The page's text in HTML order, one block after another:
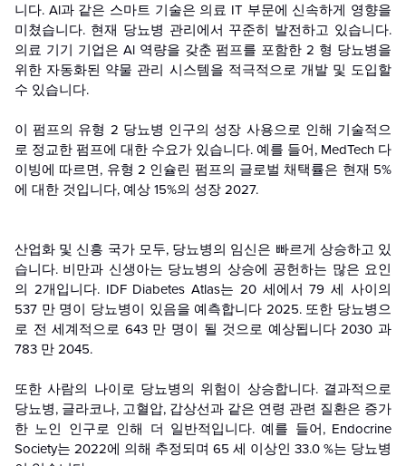
니다. Al과 같은 스마트 기술은 의료 IT 부문에 신속하게 영향을
미쳤습니다. 현재 당뇨병 관리에서 꾸준히 발전하고 있습니다.
의료 기기 기업은 Al 역량을 갖춘 펌프를 포함한 2 형 당뇨병을
위한 자동화된 약물 관리 시스템을 적극적으로 개발 및 도입할
수 있습니다.
이 펌프의 유형 2 당뇨병 인구의 성장 사용으로 인해 기술적으
로 정교한 펌프에 대한 수요가 있습니다. 예를 들어, MedTech 다
이빙에 따르면, 유형 2 인슐린 펌프의 글로벌 채택률은 현재 5%
에 대한 것입니다, 예상 15%의 성장 2027.
산업화 및 신흥 국가 모두, 당뇨병의 임신은 빠르게 상승하고 있
습니다. 비만과 신생아는 당뇨병의 상승에 공헌하는 많은 요인
의 2개입니다. IDF Diabetes Atlas는 20 세에서 79 세 사이의
537 만 명이 당뇨병이 있음을 예측합니다 2025. 또한 당뇨병으
로 전 세계적으로 643 만 명이 될 것으로 예상됩니다 2030 과
783 만 2045.
또한 사람의 나이로 당뇨병의 위험이 상승합니다. 결과적으로
당뇨병, 글라코나, 고혈압, 갑상선과 같은 연령 관련 질환은 증가
한 노인 인구로 인해 더 일반적입니다. 예를 들어, Endocrine
Society는 2022에 의해 추정되며 65 세 이상인 33.0 %는 당뇨병